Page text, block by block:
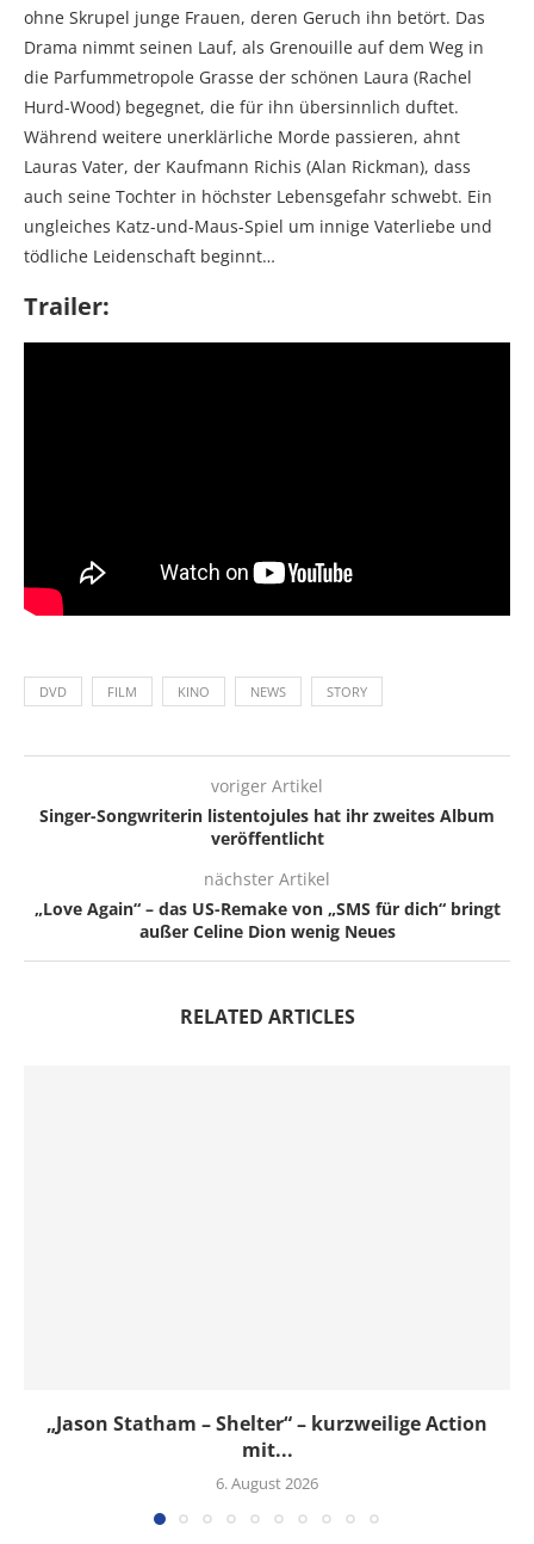
ohne Skrupel junge Frauen, deren Geruch ihn betört. Das
Drama nimmt seinen Lauf, als Grenouille auf dem Weg in
die Parfummetropole Grasse der schönen Laura (Rachel
Hurd-Wood) begegnet, die für ihn übersinnlich duftet.
Während weitere unerklärliche Morde passieren, ahnt
Lauras Vater, der Kaufmann Richis (Alan Rickman), dass
auch seine Tochter in höchster Lebensgefahr schwebt. Ein
ungleiches Katz-und-Maus-Spiel um innige Vaterliebe und
tödliche Leidenschaft beginnt…
Trailer:
DVD FILM KINO NEWS STORY
voriger Artikel
Singer-Songwriterin listentojules hat ihr zweites Album
veröffentlicht
nächster Artikel
„Love Again“ – das US-Remake von „SMS für dich“ bringt
außer Celine Dion wenig Neues
RELATED ARTICLES
„Jason Statham – Shelter“ – kurzweilige Action
mit...
6. August 2026